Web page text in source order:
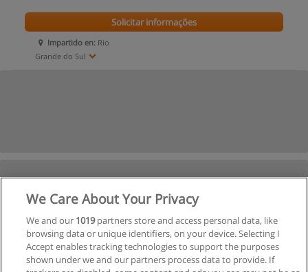
Impartido en: Rio
Grande do Sul
Solicitar informações
We Care About Your Privacy
We and our 1019partners store and access personal data, like
browsing data or unique identifiers, on your device. Selecting I
Accept enables tracking technologies to support the purposes
shown under we and our partners process data to provide. If